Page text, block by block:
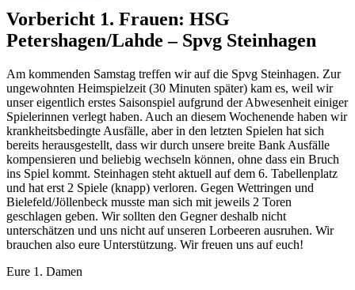
Vorbericht 1. Frauen: HSG
Petershagen/Lahde – Spvg Steinhagen
Am kommenden Samstag treffen wir auf die Spvg Steinhagen. Zur
ungewohnten Heimspielzeit (30 Minuten später) kam es, weil wir
unser eigentlich erstes Saisonspiel aufgrund der Abwesenheit einiger
Spielerinnen verlegt haben. Auch an diesem Wochenende haben wir
krankheitsbedingte Ausfälle, aber in den letzten Spielen hat sich
bereits herausgestellt, dass wir durch unsere breite Bank Ausfälle
kompensieren und beliebig wechseln können, ohne dass ein Bruch
ins Spiel kommt. Steinhagen steht aktuell auf dem 6. Tabellenplatz
und hat erst 2 Spiele (knapp) verloren. Gegen Wettringen und
Bielefeld/Jöllenbeck musste man sich mit jeweils 2 Toren
geschlagen geben. Wir sollten den Gegner deshalb nicht
unterschätzen und uns nicht auf unseren Lorbeeren ausruhen. Wir
brauchen also eure Unterstützung. Wir freuen uns auf euch!
Eure 1. Damen